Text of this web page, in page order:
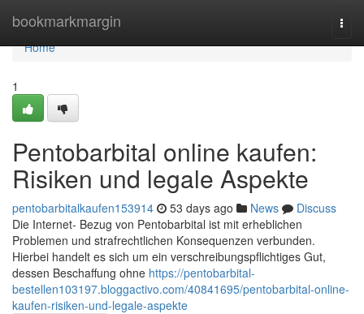
bookmarkmargin
Home
Home
1
Pentobarbital online kaufen:
Risiken und legale Aspekte
pentobarbitalkaufen153914 53 days ago News
Discuss
Die Internet- Bezug von Pentobarbital ist mit erheblichen
Problemen und strafrechtlichen Konsequenzen verbunden.
Hierbei handelt es sich um ein verschreibungspflichtiges Gut,
dessen Beschaffung ohne https://pentobarbital-
bestellen103197.bloggactivo.com/40841695/pentobarbital-online-
kaufen-risiken-und-legale-aspekte